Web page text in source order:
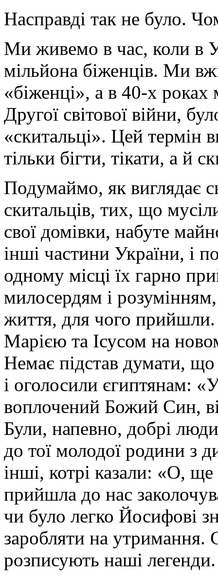
Насправді так не було.
Ми живемо в час, коли в
мільйона біженців. Ми
«біженці», а в 40-х роках
Другої світової війни,
«скитальці». Цей термін
тільки бігти, тікати, а й
Подумаймо, як виглядає
скитальців, тих, що
свої домівки, набуте
інші частини України, і
одному місці їх гарно
милосердям і
життя, для чого
Марією та Ісусом на
Немає підстав думати, що
і оголосили єгиптянам:
воплочений Божий Син,
Були, напевно, добрі
до тої молодої родини з
інші, котрі казали: «О,
прийшла до нас
чи було легко Йосифові
заробляти на утримання.
розписують наші легенди.